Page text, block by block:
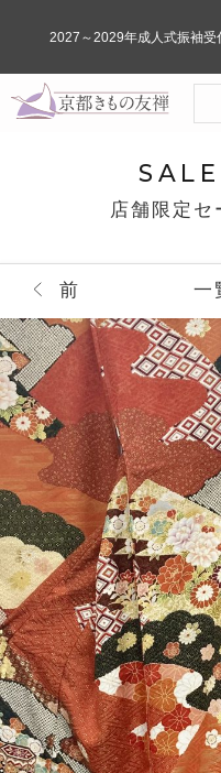
店舗限定
前 一
2027～2029年成人式振袖